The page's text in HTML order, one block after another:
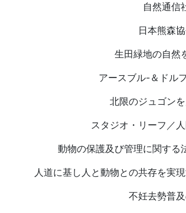
自然通信
日本熊森
生田緑地の自然
アースブル-＆ドル
北限のジュゴン
スタジオ・リーフ／
動物の保護及び管理に関する
人道に基し人と動物との共存を実
不妊去勢普